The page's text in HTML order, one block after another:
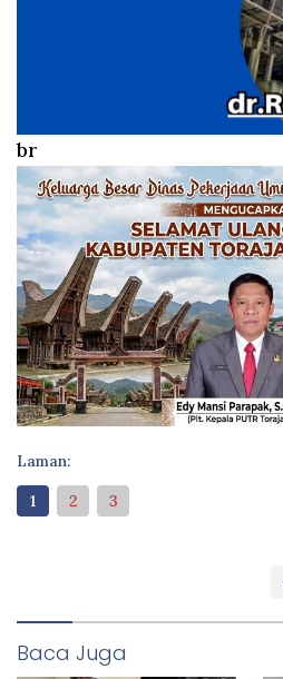
br
Laman:
1
2 3
Baca Juga